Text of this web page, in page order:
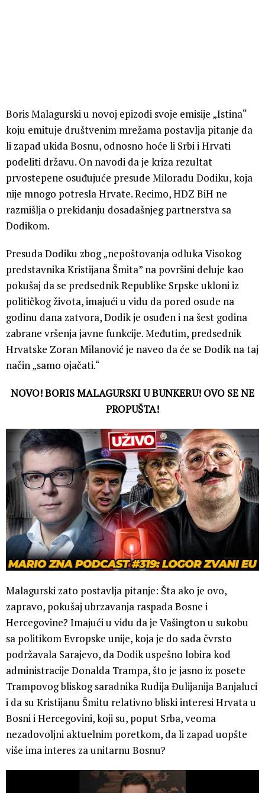
Boris Malagurski u novoj epizodi svoje emisije „Istina“
koju emituje društvenim mrežama postavlja pitanje da
li zapad ukida Bosnu, odnosno hoće li Srbi i Hrvati
podeliti državu. On navodi da je kriza rezultat
prvostepene osuđujuće presude Miloradu Dodiku, koja
nije mnogo potresla Hrvate. Recimo, HDZ BiH ne
razmišlja o prekidanju dosadašnjeg partnerstva sa
Dodikom.
Presuda Dodiku zbog „nepoštovanja odluka Visokog
predstavnika Kristijana Šmita” na površini deluje kao
pokušaj da se predsednik Republike Srpske ukloni iz
političkog života, imajući u vidu da pored osude na
godinu dana zatvora, Dodik je osuđen i na šest godina
zabrane vršenja javne funkcije. Međutim, predsednik
Hrvatske Zoran Milanović je naveo da će se Dodik na taj
način „samo ojačati.“
NOVO! BORIS MALAGURSKI U BUNKERU! OVO SE NE
PROPUŠTA!
Malagurski zato postavlja pitanje: Šta ako je ovo,
zapravo, pokušaj ubrzavanja raspada Bosne i
Hercegovine? Imajući u vidu da je Vašington u sukobu
sa politikom Evropske unije, koja je do sada čvrsto
podržavala Sarajevo, da Dodik uspešno lobira kod
administracije Donalda Trampa, što je jasno iz posete
Trampovog bliskog saradnika Rudija Đulijanija Banjaluci
i da su Kristijanu Šmitu relativno bliski interesi Hrvata u
Bosni i Hercegovini, koji su, poput Srba, veoma
nezadovoljni aktuelnim poretkom, da li zapad uopšte
više ima interes za unitarnu Bosnu?